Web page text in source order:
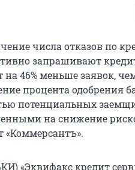
числа отказов по
запрашивают
46% меньше заявок,
процента одобрения
потенциальных
на снижение
«Коммерсантъ».
«Эквифакс кредит